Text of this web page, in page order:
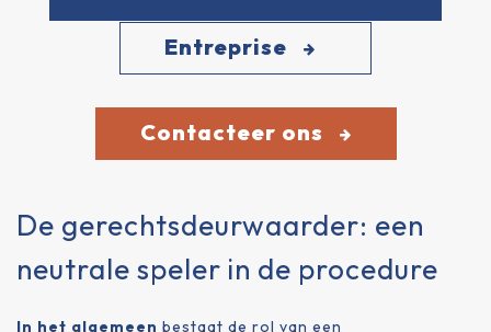
Entreprise
Contacteer ons
De gerechtsdeurwaarder: een
neutrale speler in de procedure
In het algemeen bestaat de rol van een